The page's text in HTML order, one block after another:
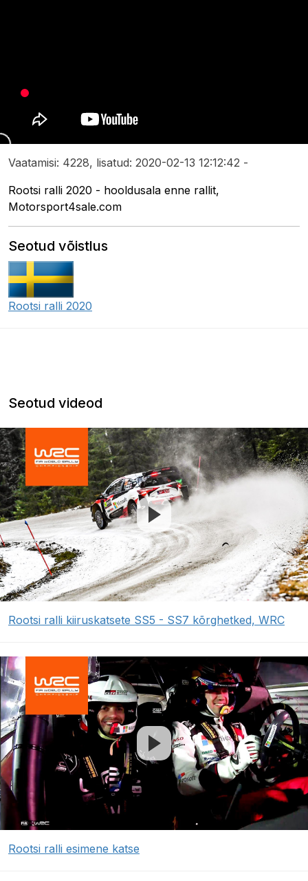
Vaatamisi: 4228, lisatud: 2020-02-13 12:12:42 -
Rootsi ralli 2020 - hooldusala enne rallit,
Motorsport4sale.com
Seotud võistlus
Rootsi ralli 2020
Seotud videod
Rootsi ralli kiiruskatsete SS5 - SS7 kõrghetked, WRC
Rootsi ralli esimene katse